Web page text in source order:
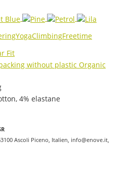
YogaClimbingFreetime
Fit
without plastic Organic
4% elastane
Ascoli Piceno, Italien, info@enove.it,